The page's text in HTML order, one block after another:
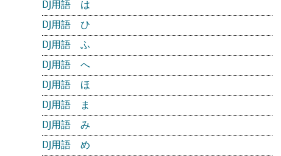
DJ用語 は
DJ用語 ひ
DJ用語 ふ
DJ用語 へ
DJ用語 ほ
DJ用語 ま
DJ用語 み
DJ用語 め